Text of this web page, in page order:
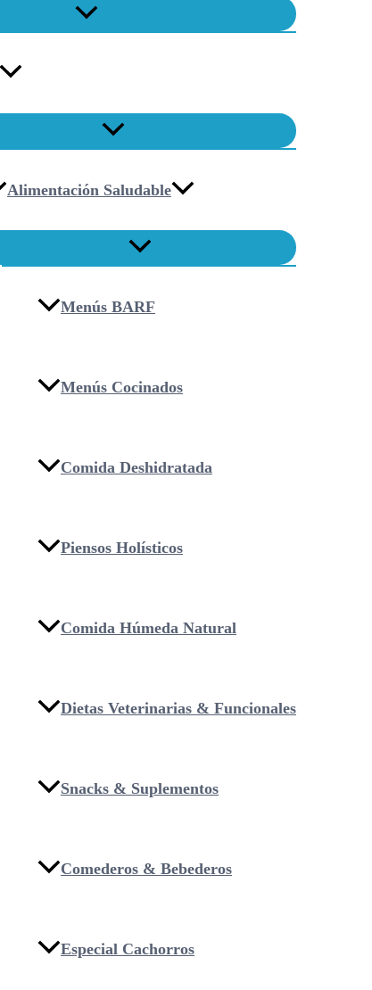
Alimentación Saludable
Menús BARF
Menús Cocinados
Comida Deshidratada
Piensos Holísticos
Comida Húmeda Natural
Dietas Veterinarias & Funcionales
Snacks & Suplementos
Comederos & Bebederos
Especial Cachorros